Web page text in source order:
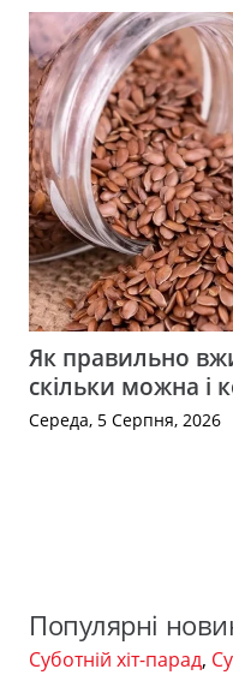
Як правильно
скільки можна і
Середа, 5 Серпня, 2026
Популярні
Суботній хіт-парад,